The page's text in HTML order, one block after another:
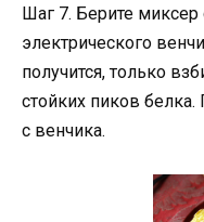
Шаг 7. Берите
электрического
получится, только
стойких пиков белка.
с венчика.